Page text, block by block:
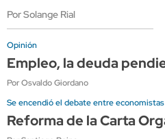
Por Solange Rial
Opinión
Empleo, la deuda
Por Osvaldo Giordano
Se encendió el debate entre economistas
Reforma de la Carta